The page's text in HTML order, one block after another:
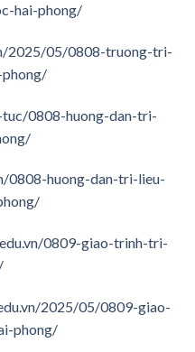
hai-phong/
2025/05/0808-truong-tri-
0808-huong-dan-tri-
0808-huong-dan-tri-lieu-
0809-giao-trinh-tri-
2025/05/0809-giao-
phong/